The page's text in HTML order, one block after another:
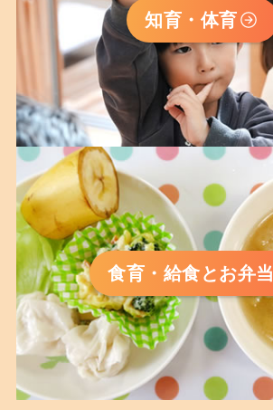
知育・体育
食育・給食とお弁当